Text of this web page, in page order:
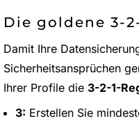
Die goldene 3-
Damit Ihre
Sicherheitsansprüchen
Ihrer Profile die 3-2-1-
3: Erstellen Sie